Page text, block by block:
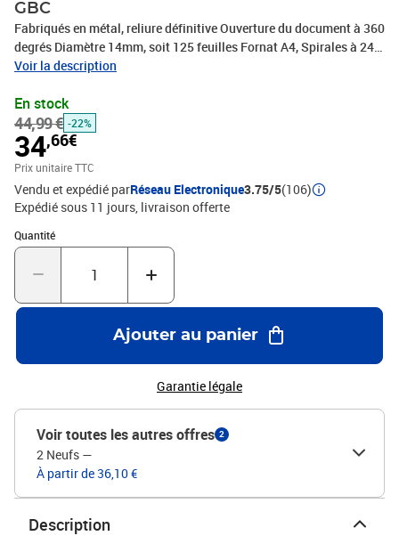
GBC
Fabriqués en métal, reliure définitive Ouverture du document à 360
degrés Diamètre 14mm, soit 125 feuilles Fornat A4, Spirales à 24
anneaux Le GBC peigne métallique WireBind est un peigne de
métallique est sûre, durable et élégante. Elle vous permet de créer
des documents reliés de manière définitive et inviolable. Le
processus est très simple : lorsque toutes les pages et couvertures
de votre choix sont bien en place, la spirale est comprimée pour
former une baguette en forme de O. Une fois reliées, les pages ne
peuvent être remplacées ou modifiées qu'en retirant la spirale elle-
même, une sécurité idéale pour les documents confidentiels.
Toutes les spirales sont pré-découpées au format papier standard
A4 et sont fournies avec des extrémités repliées pour empêcher
toute perte de feuilles. Le GBC Peigne métallique WireBind permet
photocopie. Avec son diamètre de 14mm, vous pourrez créer des
dossiers A4 jusqu'à 125 pages. Son design contemporain et sa
finition blanche font du peigne WireBind un outil adéquat à la
reliure professionnelle. Disponible en couleurs et tailles
Voir la description
En stock
44,99 € -22%
34,66€
Prix unitaire TTC
Vendu et expédié parRéseau Electronique3.75/5(106)
Expédié sous 11 jours livraison offerte
Quantité
Quantité : 1
Ajouter au panier
Garantie légale
Voir toutes les autres offres 2
2 Neufs —
À partir de 36,10 €
Description